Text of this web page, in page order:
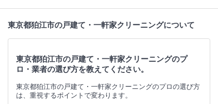
東京都狛江市の戸建て・一軒家クリーニングについて
東京都狛江市の戸建て・一軒家クリーニングのプ
ロ・業者の選び方を教えてください。
東京都狛江市の戸建て・一軒家クリーニングのプロの選び方
は、重視するポイントで変わります。